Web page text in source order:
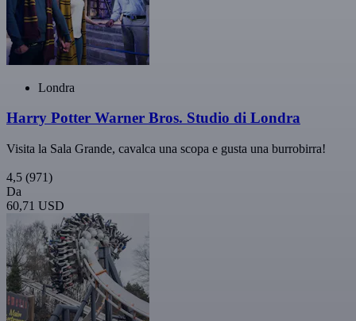
Londra
Harry Potter Warner Bros. Studio di Londra
Visita la Sala Grande, cavalca una scopa e gusta una burrobirra!
4,5 (971)
Da
60,71 USD